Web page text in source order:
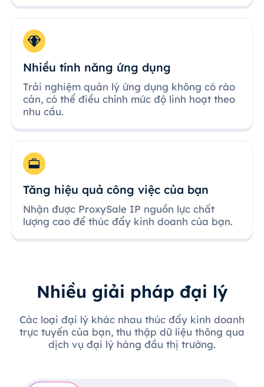
Nhiều tính năng ứng dụng
Trải nghiệm quản lý ứng dụng không có rào
cản, có thể điều chỉnh mức độ linh hoạt theo
nhu cầu.
Tăng hiệu quả công việc của bạn
Nhận được ProxySale IP nguồn lực chất
lượng cao để thúc đẩy kinh doanh của bạn.
Nhiều giải pháp đại lý
Các loại đại lý khác nhau thúc đẩy kinh doanh
trực tuyến của bạn, thu thập dữ liệu thông qua
dịch vụ đại lý hàng đầu thị trường.